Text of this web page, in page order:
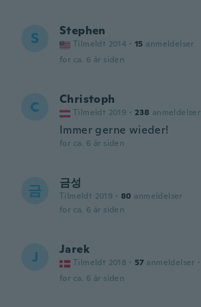
S Stephen
Tilmeldt 2014 · 15 anmeldelser
for ca. 6 år siden
C Christoph
Tilmeldt 2019 · 238 anmeldelser
Immer gerne wieder!
for ca. 6 år siden
금 금성
Tilmeldt 2019 · 80 anmeldelser
for ca. 6 år siden
J Jarek
Tilmeldt 2018 · 57 anmeldelser ·
for ca. 6 år siden